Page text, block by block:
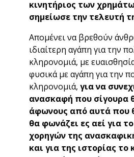
κινητήριος των
σημείωσε την τελευτή
Απομένει να βρεθούν
ιδιαίτερη αγάπη για την
κληρονομιά, με
φυσικά με αγάπη για την
κληρονομιά, για να
ανασκαφή που σίγουρα
άφωνους από αυτά που
θα φωνάζει ες αεί για
χορηγών της
και για της ιστορίας το